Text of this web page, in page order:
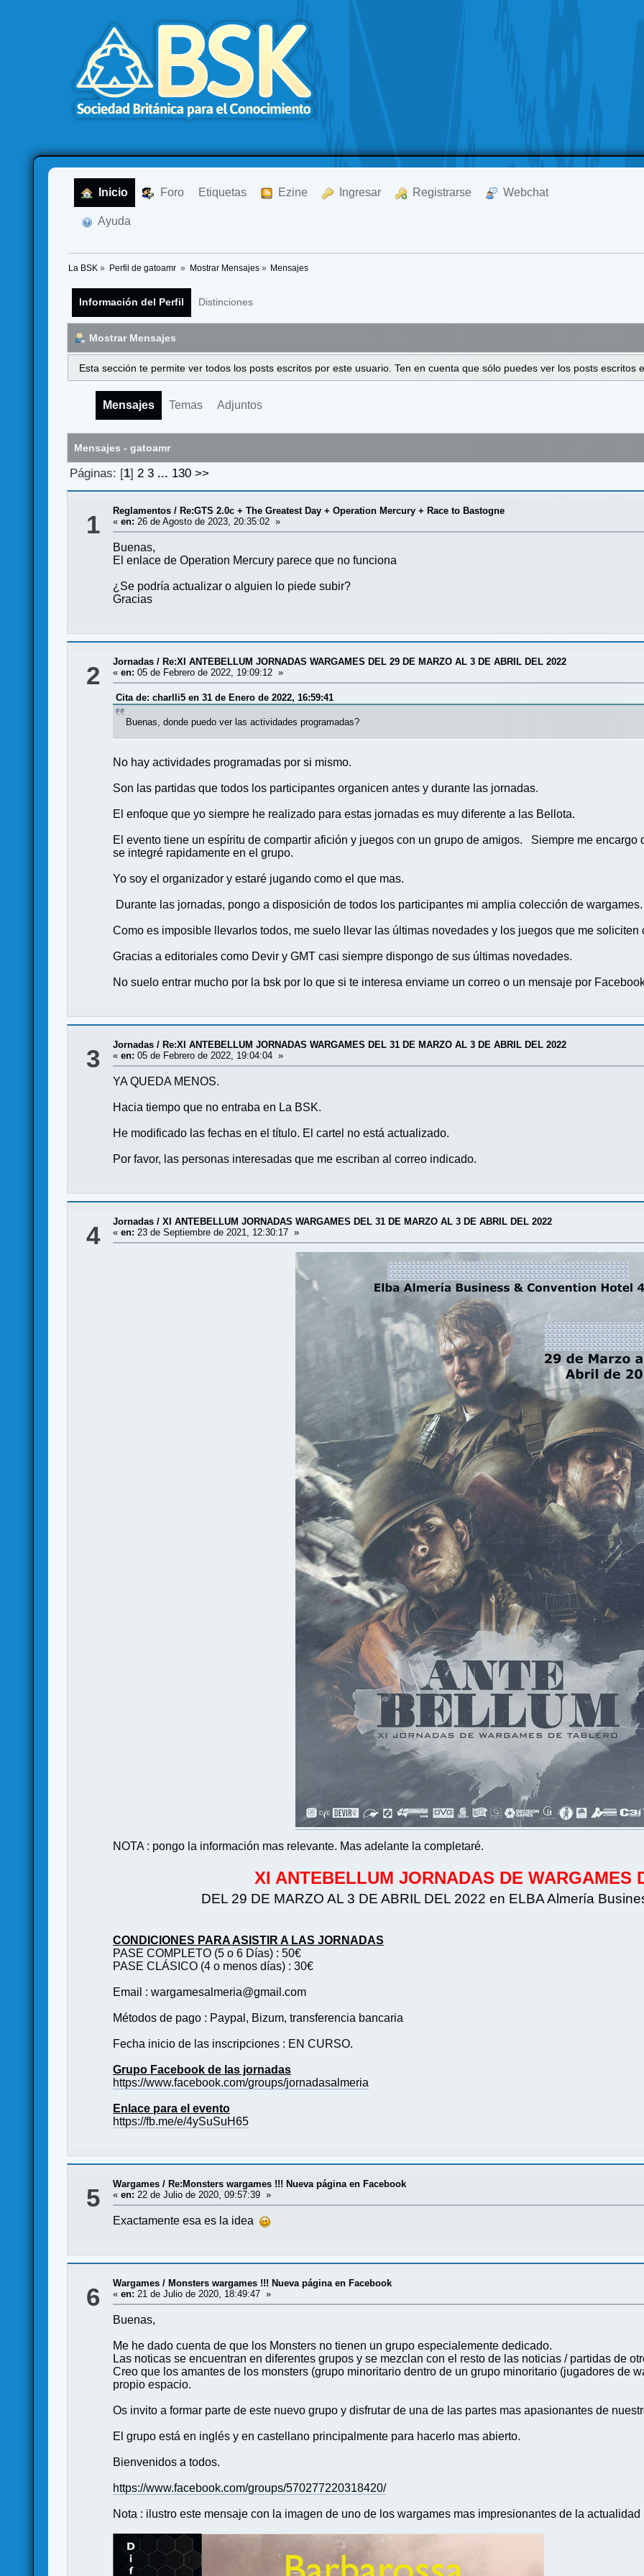
Inicio Foro Etiquetas Ezine Ingresar Registrarse Webchat
Ayuda
La BSK » Perfil de gatoamr » Mostrar Mensajes» Mensajes
Información del Perfil Distinciones
Mostrar Mensajes
Esta sección te permite ver todos los posts escritos por este usuario. Ten en cuenta que sólo puedes ver los posts
Mensajes Temas Adjuntos
Mensajes - gatoamr
Páginas: [1] 2 3 ... 130 >>
1 Reglamentos / Re:GTS 2.0c + The Greatest Day + Operation Mercury + Race to Bastogne
«en: 26 de Agosto de 2023, 20:35:02 »
Buenas,
El enlace de Operation Mercury parece que no funciona
¿Se podría actualizar o alguien lo piede subir?
Gracias
2 Jornadas / Re:XI ANTEBELLUM JORNADAS WARGAMES DEL 29 DE MARZO AL 3 DE ABRIL DEL 2022
«en: 05 de Febrero de 2022, 19:09:12 »
Cita de: charlli5 en 31 de Enero de 2022, 16:59:41
Buenas, donde puedo ver las actividades programadas?
No hay actividades programadas por si mismo.
Son las partidas que todos los participantes organicen antes y durante las jornadas.
El enfoque que yo siempre he realizado para estas jornadas es muy diferente a las Bellota.
El evento tiene un espíritu de compartir afición y juegos con un grupo de amigos. Siempre me
se integré rapidamente en el grupo.
Yo soy el organizador y estaré jugando como el que mas.
Durante las jornadas, pongo a disposición de todos los participantes mi amplia colección de wargames.
Como es imposible llevarlos todos, me suelo llevar las últimas novedades y los juegos que me soliciten
Gracias a editoriales como Devir y GMT casi siempre dispongo de sus últimas novedades.
No suelo entrar mucho por la bsk por lo que si te interesa enviame un correo o un mensaje por
3 Jornadas / Re:XI ANTEBELLUM JORNADAS WARGAMES DEL 31 DE MARZO AL 3 DE ABRIL DEL 2022
«en: 05 de Febrero de 2022, 19:04:04 »
YA QUEDA MENOS.
Hacia tiempo que no entraba en La BSK.
He modificado las fechas en el título. El cartel no está actualizado.
Por favor, las personas interesadas que me escriban al correo indicado.
4 Jornadas /XI ANTEBELLUM JORNADAS WARGAMES DEL 31 DE MARZO AL 3 DE ABRIL DEL 2022
«en: 23 de Septiembre de 2021, 12:30:17 »
NOTA : pongo la información mas relevante. Mas adelante la completaré.
XI ANTEBELLUM JORNADAS DE WARGAMES
DEL 29 DE MARZO AL 3 DE ABRIL DEL 2022 en ELBA Almería
CONDICIONES PARA ASISTIR A LAS JORNADAS
PASE COMPLETO (5 o 6 Días) : 50€
PASE CLÁSICO (4 o menos días) : 30€
Email :wargamesalmeria@gmail.com
Métodos de pago : Paypal, Bizum, transferencia bancaria
Fecha inicio de las inscripciones : EN CURSO.
Grupo Facebook de las jornadas
https://www.facebook.com/groups/jornadasalmeria
Enlace para el evento
https://fb.me/e/4ySuSuH65
5 Wargames / Re:Monsters wargames !!! Nueva página en Facebook
«en: 22 de Julio de 2020, 09:57:39 »
Exactamente esa es la idea
6 Wargames / Monsters wargames !!! Nueva página en Facebook
«en: 21 de Julio de 2020, 18:49:47 »
Buenas,
Me he dado cuenta de que los Monsters no tienen un grupo especialemente dedicado.
Las noticas se encuentran en diferentes grupos y se mezclan con el resto de las noticias / partidas de
Creo que los amantes de los monsters (grupo minoritario dentro de un grupo minoritario (jugadores de
propio espacio.
Os invito a formar parte de este nuevo grupo y disfrutar de una de las partes mas apasionantes de
El grupo está en inglés y en castellano principalmente para hacerlo mas abierto.
Bienvenidos a todos.
https://www.facebook.com/groups/570277220318420/
Nota : ilustro este mensaje con la imagen de uno de los wargames mas impresionantes de la actualidad